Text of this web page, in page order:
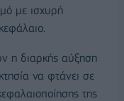
με ισχυρή
η διαρκής αύξηση
να φτάνει σε
της